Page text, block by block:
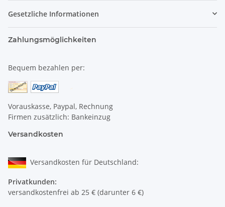
Gesetzliche Informationen
Zahlungsmöglichkeiten
Bequem bezahlen per:
Vorauskasse, Paypal, Rechnung
Firmen zusätzlich: Bankeinzug
Versandkosten
Versandkosten für Deutschland:
Privatkunden:
versandkostenfrei ab 25 € (darunter 6 €)